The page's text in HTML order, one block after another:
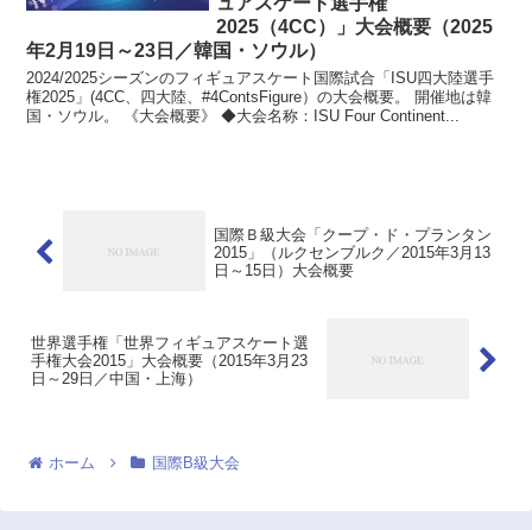
2025（4CC）」大会概要（2025
年2月19日～23日／韓国・ソウル）
2024/2025シーズンのフィギュアスケート国際試合「ISU四大陸選手
権2025」(4CC、四大陸、#4ContsFigure）の大会概要。 開催地は韓
国・ソウル。 《大会概要》 ◆大会名称：ISU Four Continent...
国際Ｂ級大会「クープ・ド・プランタン
2015」（ルクセンブルク／2015年3月13
日～15日）大会概要
世界選手権「世界フィギュアスケート選
手権大会2015」大会概要（2015年3月23
日～29日／中国・上海）
ホーム 国際B級大会